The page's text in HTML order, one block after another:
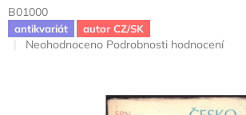
B01000
antikvariát autor CZ/SK
Průměrné
Neohodnoceno Podrobnosti hodnocení